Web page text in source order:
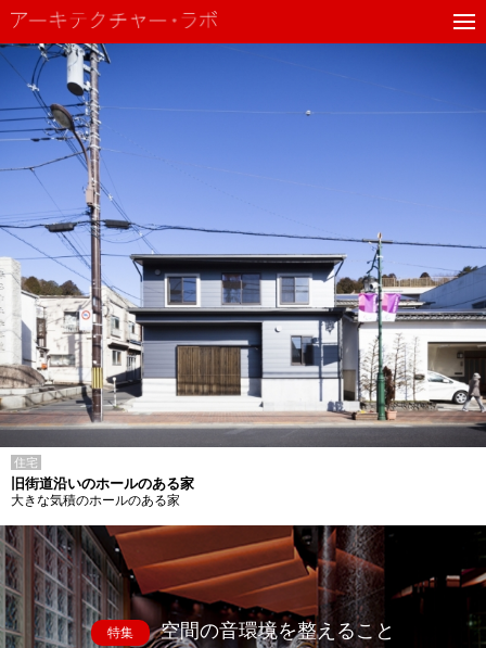
住宅
旧街道沿いのホールのある家
大きな気積のホールのある家
特集 空間の音環境を整えること